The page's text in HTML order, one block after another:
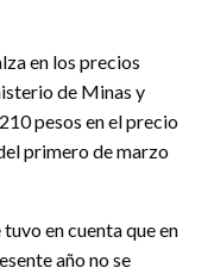
en los precios
de Minas y
pesos en el precio
primero de marzo
en cuenta que en
año no se